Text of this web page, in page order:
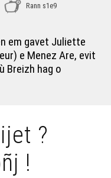
Rann s1e9
em gavet Juliette
e Menez Are, evit
Breizh hag o
?
!